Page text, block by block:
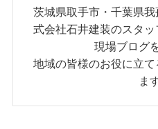
茨城県取手市・千葉県
式会社石井建装のスタ
現場ブログ
地域の皆様のお役に立
ま